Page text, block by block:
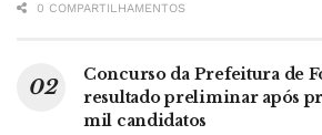
0 COMPARTILHAMENTOS
Concurso da Prefeitura de
resultado preliminar após
mil candidatos